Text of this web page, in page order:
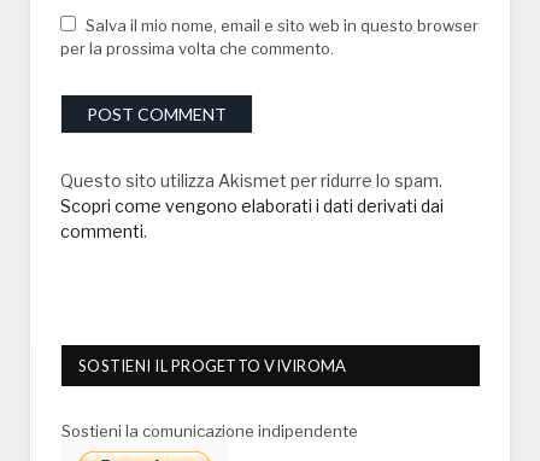
Salva il mio nome, email e sito web in questo browser
per la prossima volta che commento.
Questo sito utilizza Akismet per ridurre lo spam.
Scopri come vengono elaborati i dati derivati dai
commenti.
SOSTIENI IL PROGETTO VIVIROMA
Sostieni la comunicazione indipendente